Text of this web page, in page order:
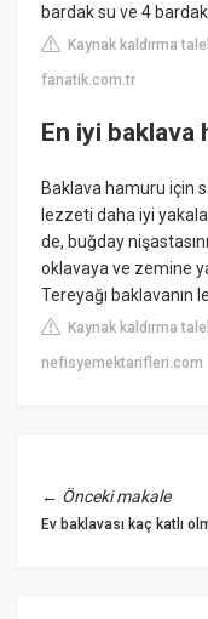
bardak su ve 4
Kaynak kaldırma
fanatik.com.tr
En iyi baklava
Baklava hamuru için
lezzeti daha iyi
de, buğday
oklavaya ve zemine
Tereyağı baklavanın
Kaynak kaldırma
nefisyemektarifleri.com
← Önceki makale
Ev baklavası kaç katlı